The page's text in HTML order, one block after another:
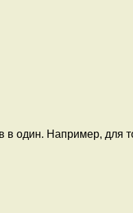
в один. Например, для